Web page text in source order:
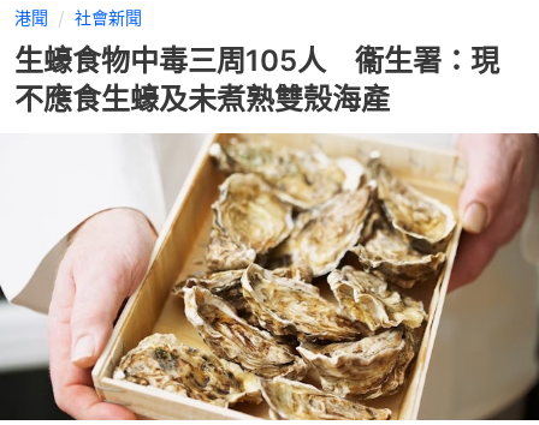
港聞 社會新聞
生蠔食物中毒三周105人 衞生署：現
不應食生蠔及未煮熟雙殼海產